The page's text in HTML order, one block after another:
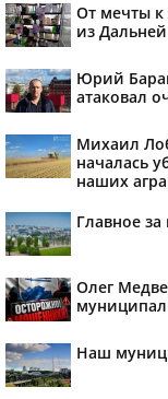
От мечты к
из
Юрий
атаковал
Михаил
началась
наших
Главное
Олег
Наш